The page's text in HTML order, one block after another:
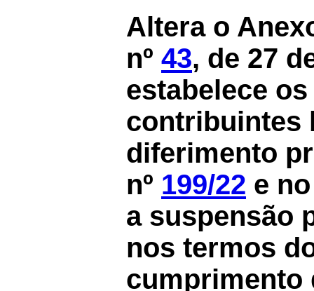
Altera o
nº 43, de 27
estabelece
contribuintes
diferimento
nº 199/22 e
a suspensão
nos termos
cumprimento